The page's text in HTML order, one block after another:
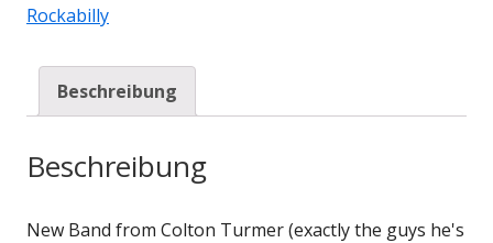
Rockabilly
Beschreibung
Beschreibung
New Band from Colton Turmer (exactly the guys he's